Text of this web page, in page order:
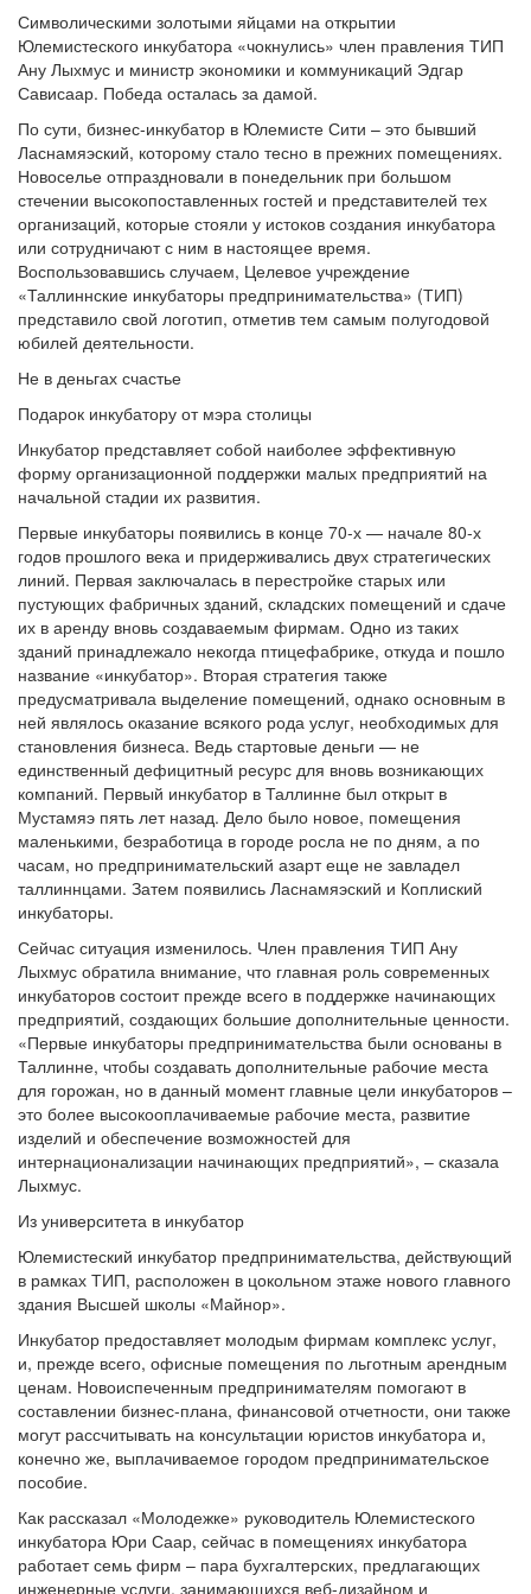
Символическими золотыми яйцами на открытии
Юлемистеского инкубатора «чокнулись» член правления ТИП
Ану Лыхмус и министр экономики и коммуникаций Эдгар
Сависаар. Победа осталась за дамой.
По сути, бизнес-инкубатор в Юлемисте Сити – это бывший
Ласнамяэский, которому стало тесно в прежних помещениях.
Новоселье отпраздновали в понедельник при большом
стечении высокопоставленных гостей и представителей тех
организаций, которые стояли у истоков создания инкубатора
или сотрудничают с ним в настоящее время.
Воспользовавшись случаем, Целевое учреждение
«Таллиннские инкубаторы предпринимательства» (ТИП)
представило свой логотип, отметив тем самым полугодовой
юбилей деятельности.
Не в деньгах счастье
Подарок инкубатору от мэра столицы
Инкубатор представляет собой наиболее эффективную
форму организационной поддержки малых предприятий на
начальной стадии их развития.
Первые инкубаторы появились в конце 70-х — начале 80-х
годов прошлого века и придерживались двух стратегических
линий. Первая заключалась в перестройке старых или
пустующих фабричных зданий, складских помещений и сдаче
их в аренду вновь создаваемым фирмам. Одно из таких
зданий принадлежало некогда птицефабрике, откуда и пошло
название «инкубатор». Вторая стратегия также
предусматривала выделение помещений, однако основным в
ней являлось оказание всякого рода услуг, необходимых для
становления бизнеса. Ведь стартовые деньги — не
единственный дефицитный ресурс для вновь возникающих
компаний. Первый инкубатор в Таллинне был открыт в
Мустамяэ пять лет назад. Дело было новое, помещения
маленькими, безработица в городе росла не по дням, а по
часам, но предпринимательский азарт еще не завладел
таллиннцами. Затем появились Ласнамяэский и Коплиский
инкубаторы.
Сейчас ситуация изменилось. Член правления ТИП Ану
Лыхмус обратила внимание, что главная роль современных
инкубаторов состоит прежде всего в поддержке начинающих
предприятий, создающих большие дополнительные ценности.
«Первые инкубаторы предпринимательства были основаны в
Таллинне, чтобы создавать дополнительные рабочие места
для горожан, но в данный момент главные цели инкубаторов –
это более высокооплачиваемые рабочие места, развитие
изделий и обеспечение возможностей для
интернационализации начинающих предприятий», – сказала
Лыхмус.
Из университета в инкубатор
Юлемистеский инкубатор предпринимательства, действующий
в рамках ТИП, расположен в цокольном этаже нового главного
здания Высшей школы «Майнор».
Инкубатор предоставляет молодым фирмам комплекс услуг,
и, прежде всего, офисные помещения по льготным арендным
ценам. Новоиспеченным предпринимателям помогают в
составлении бизнес-плана, финансовой отчетности, они также
могут рассчитывать на консультации юристов инкубатора и,
конечно же, выплачиваемое городом предпринимательское
пособие.
Как рассказал «Молодежке» руководитель Юлемистеского
инкубатора Юри Саар, сейчас в помещениях инкубатора
работает семь фирм – пара бухгалтерских, предлагающих
инженерные услуги, занимающихся веб-дизайном и